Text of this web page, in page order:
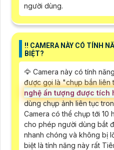
người dùng.
‼️ CAMERA NÀY CÓ TÍNH
BIỆT?
🦅 Camera này có tính
được gọi là "chụp bắn
nghệ ấn tượng được tích
dùng chụp ảnh liên tục
Camera có thể chụp tới 10
cho phép người dùng bắt
nhanh chóng và không bị
biệt là tính năng này rất